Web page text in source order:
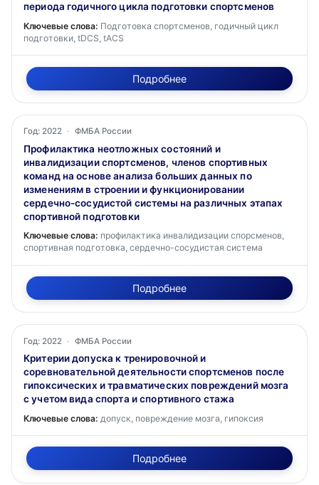
периода годичного цикла подготовки спортсменов
Ключевые слова: Подготовка спортсменов, годичный цикл
подготовки, tDCS, tACS
Подробнее
Год: 2022 · ФМБА России
Профилактика неотложных состояний и
инвалидизации спортсменов, членов спортивных
команд на основе анализа больших данных по
изменениям в строении и функционировании
сердечно-сосудистой системы на различных этапах
спортивной подготовки
Ключевые слова: профилактика инвалидизации спорсменов,
спортивная подготовка, сердечно-сосудистая система
Подробнее
Год: 2022 · ФМБА России
Критерии допуска к тренировочной и
соревновательной деятельности спортсменов после
гипоксических и травматических повреждений мозга
с учетом вида спорта и спортивного стажа
Ключевые слова: допуск, повреждение мозга, гипоксия
Подробнее